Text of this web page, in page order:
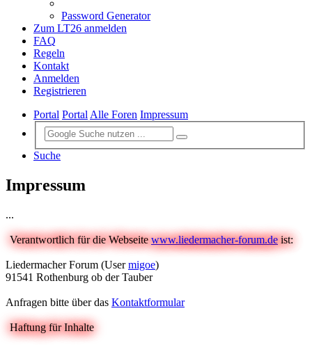
Password Generator
Zum LT26 anmelden
FAQ
Regeln
Kontakt
Anmelden
Registrieren
Portal PortalAlle Foren Impressum
Suche
Impressum
...
Verantwortlich für die Webseitewww.liedermacher-forum.deist:
Liedermacher Forum (Usermigoe)
91541 Rothenburg ob der Tauber
Anfragen bitte über das Kontaktformular
Haftung für Inhalte